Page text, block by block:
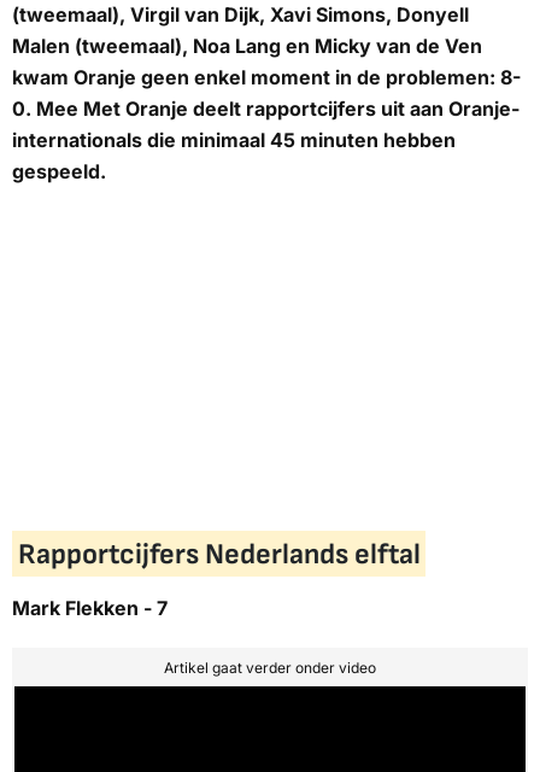
(tweemaal), Virgil van Dijk, Xavi Simons, Donyell
Malen (tweemaal), Noa Lang en Micky van de Ven
kwam Oranje geen enkel moment in de problemen: 8-
0. Mee Met Oranje deelt rapportcijfers uit aan Oranje-
internationals die minimaal 45 minuten hebben
gespeeld.
Rapportcijfers Nederlands elftal
Mark Flekken - 7
Artikel gaat verder onder video